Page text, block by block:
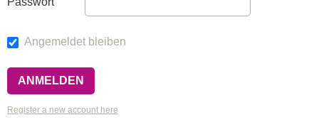
Angemeldet bleiben
Register a new account here